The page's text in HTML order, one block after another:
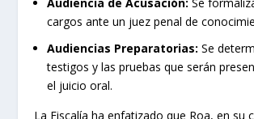
cargos ante un juez penal de
Audiencias Preparatorias: Se
testigos y las pruebas que serán
el juicio oral.
La Fiscalía ha enfatizado que Roa, en su